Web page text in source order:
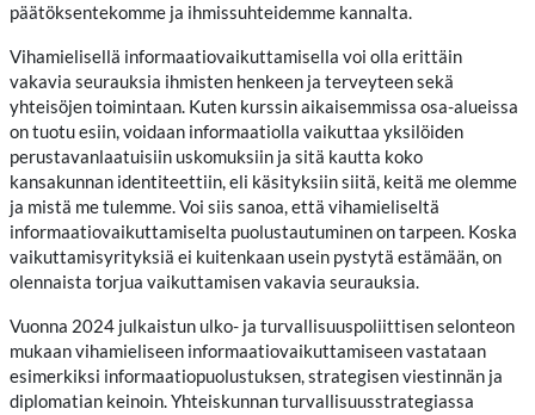
päätöksentekomme ja ihmissuhteidemme kannalta.
Vihamielisellä informaatiovaikuttamisella voi olla erittäin
vakavia seurauksia ihmisten henkeen ja terveyteen sekä
yhteisöjen toimintaan. Kuten kurssin aikaisemmissa osa-alueissa
on tuotu esiin, voidaan informaatiolla vaikuttaa yksilöiden
perustavanlaatuisiin uskomuksiin ja sitä kautta koko
kansakunnan identiteettiin, eli käsityksiin siitä, keitä me olemme
ja mistä me tulemme. Voi siis sanoa, että vihamieliseltä
informaatiovaikuttamiselta puolustautuminen on tarpeen. Koska
vaikuttamisyrityksiä ei kuitenkaan usein pystytä estämään, on
olennaista torjua vaikuttamisen vakavia seurauksia.
Vuonna 2024 julkaistun ulko- ja turvallisuuspoliittisen selonteon
mukaan vihamieliseen informaatiovaikuttamiseen vastataan
esimerkiksi informaatiopuolustuksen, strategisen viestinnän ja
diplomatian keinoin. Yhteiskunnan turvallisuusstrategiassa